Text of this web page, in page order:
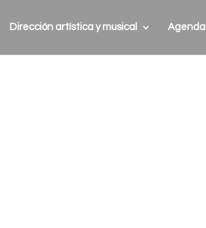
Dirección artística y musical Agenda